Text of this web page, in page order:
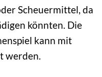
Scheuermittel, da
könnten. Die
kann mit
werden.